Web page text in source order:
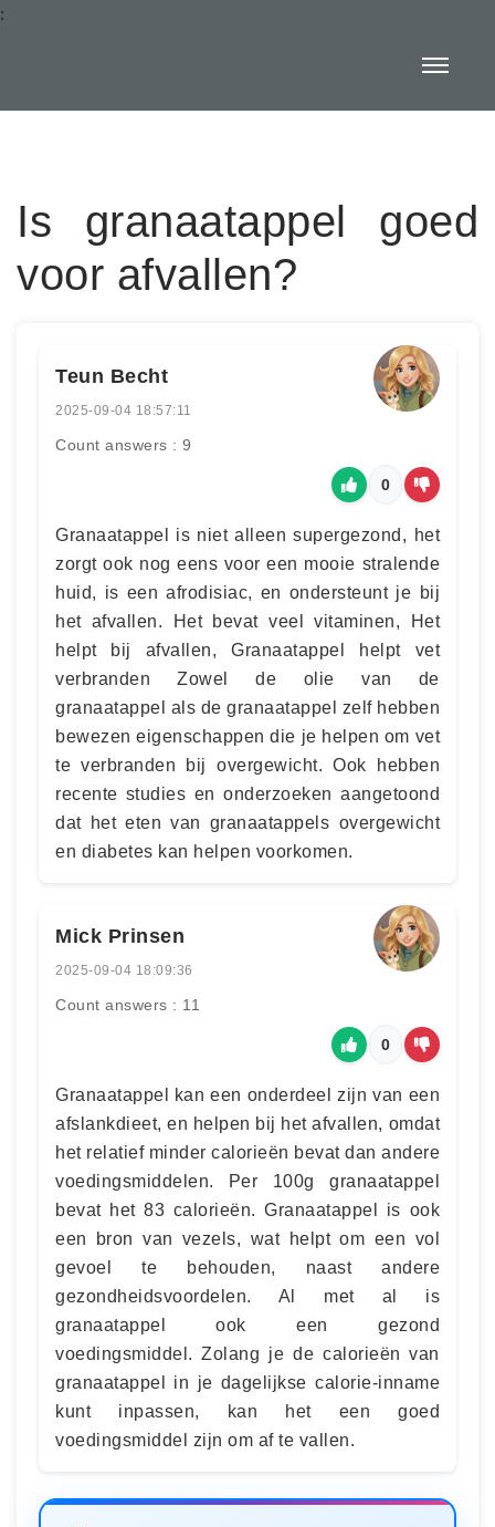
:
Is granaatappel goed
voor afvallen?
Teun Becht
2025-09-04 18:57:11
Count answers : 9
0
Granaatappel is niet alleen supergezond, het
zorgt ook nog eens voor een mooie stralende
huid, is een afrodisiac, en ondersteunt je bij
het afvallen. Het bevat veel vitaminen, Het
helpt bij afvallen, Granaatappel helpt vet
verbranden Zowel de olie van de
granaatappel als de granaatappel zelf hebben
bewezen eigenschappen die je helpen om vet
te verbranden bij overgewicht. Ook hebben
recente studies en onderzoeken aangetoond
dat het eten van granaatappels overgewicht
en diabetes kan helpen voorkomen.
Mick Prinsen
2025-09-04 18:09:36
Count answers : 11
0
Granaatappel kan een onderdeel zijn van een
afslankdieet, en helpen bij het afvallen, omdat
het relatief minder calorieën bevat dan andere
voedingsmiddelen. Per 100g granaatappel
bevat het 83 calorieën. Granaatappel is ook
een bron van vezels, wat helpt om een vol
gevoel te behouden, naast andere
gezondheidsvoordelen. Al met al is
granaatappel ook een gezond
voedingsmiddel. Zolang je de calorieën van
granaatappel in je dagelijkse calorie-inname
kunt inpassen, kan het een goed
voedingsmiddel zijn om af te vallen.